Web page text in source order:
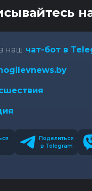
наш чат-бот в
Поделиться
в Telegram